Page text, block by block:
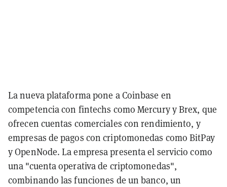
La nueva plataforma pone a Coinbase en
competencia con fintechs como Mercury y Brex, que
ofrecen cuentas comerciales con rendimiento, y
empresas de pagos con criptomonedas como BitPay
y OpenNode. La empresa presenta el servicio como
una "cuenta operativa de criptomonedas",
combinando las funciones de un banco, un